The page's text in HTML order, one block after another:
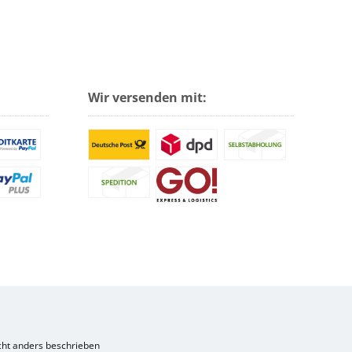
Wir versenden mit:
anders beschrieben